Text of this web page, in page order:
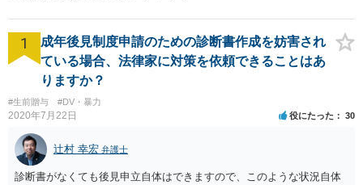
1
成年後見制度申請のための診断書作成を妨害され
ている場合、法律家に対策を依頼できることはあ
りますか？
#生前贈与 #DV・暴力
2020年7月22日 役にたった 30
辻村 幸宏 弁護士
診断書がなくても後見申立自体はできますので、このような状況自体